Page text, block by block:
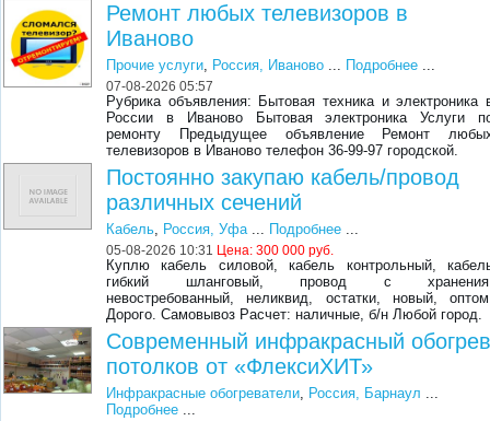
Ремонт любых телевизоров в
Иваново
Прочие услуги, Россия, Иваново ... Подробнее ...
07-08-2026 05:57
Рубрика объявления: Бытовая техника и электроника
России в Иваново Бытовая электроника Услуги
ремонту Предыдущее объявление Ремонт
телевизоров в Иваново телефон 36-99-97 городской.
Постоянно закупаю кабель/провод
различных сечений
Кабель, Россия, Уфа... Подробнее ...
05-08-2026 10:31 Цена:300 000 руб.
Куплю кабель силовой, кабель контрольный,
гибкий шланговый, провод с
невостребованный, неликвид, остатки, новый,
Дорого. Самовывоз Расчет: наличные, б/н Любой город.
Современный инфракрасный
потолков от «ФлексиХИТ»
Инфракрасные обогреватели, Россия, Барнаул ...
Подробнее ...